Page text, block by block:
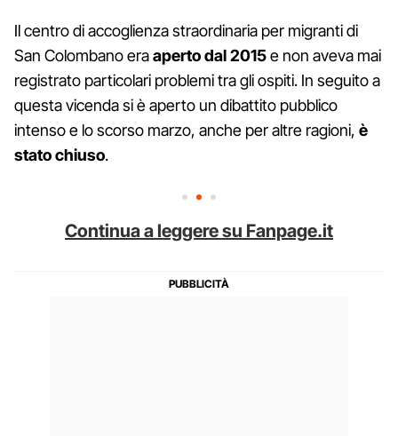
Il centro di accoglienza straordinaria per migranti di
San Colombano eraaperto dal 2015e non aveva mai
registrato particolari problemi tra gli ospiti. In seguito a
questa vicenda si è aperto un dibattito pubblico
intenso e lo scorso marzo, anche per altre ragioni, è
stato chiuso.
Continua a leggere su Fanpage.it